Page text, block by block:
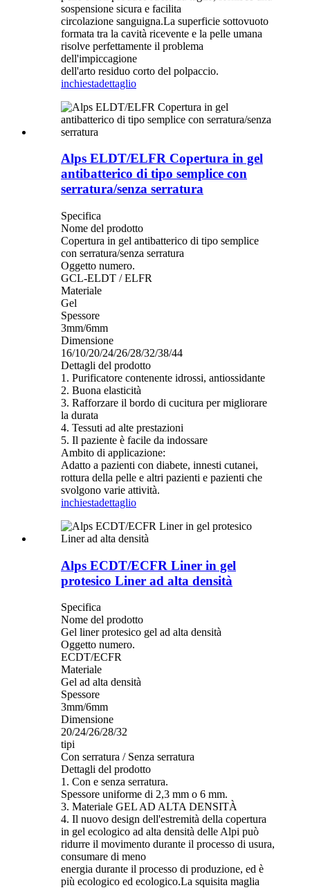
sospensione sicura e facilita
circolazione sanguigna.La superficie sottovuoto
formata tra la cavità ricevente e la pelle umana
risolve perfettamente il problema
dell'impiccagione
dell'arto residuo corto del polpaccio.
inchiestadettaglio
Alps ELDT/ELFR Copertura in gel
antibatterico di tipo semplice con
serratura/senza serratura
Specifica
Nome del prodotto
Copertura in gel antibatterico di tipo semplice
con serratura/senza serratura
Oggetto numero.
GCL-ELDT / ELFR
Materiale
Gel
Spessore
3mm/6mm
Dimensione
16/10/20/24/26/28/32/38/44
Dettagli del prodotto
1. Purificatore contenente idrossi, antiossidante
2. Buona elasticità
3. Rafforzare il bordo di cucitura per migliorare
la durata
4. Tessuti ad alte prestazioni
5. Il paziente è facile da indossare
Ambito di applicazione:
Adatto a pazienti con diabete, innesti cutanei,
rottura della pelle e altri pazienti e pazienti che
svolgono varie attività.
inchiestadettaglio
Alps ECDT/ECFR Liner in gel
protesico Liner ad alta densità
Specifica
Nome del prodotto
Gel liner protesico gel ad alta densità
Oggetto numero.
ECDT/ECFR
Materiale
Gel ad alta densità
Spessore
3mm/6mm
Dimensione
20/24/26/28/32
tipi
Con serratura / Senza serratura
Dettagli del prodotto
1. Con e senza serratura.
Spessore uniforme di 2,3 mm o 6 mm.
3. Materiale GEL AD ALTA DENSITÀ
4. Il nuovo design dell'estremità della copertura
in gel ecologico ad alta densità delle Alpi può
ridurre il movimento durante il processo di usura,
consumare di meno
energia durante il processo di produzione, ed è
più ecologico ed ecologico.La squisita maglia